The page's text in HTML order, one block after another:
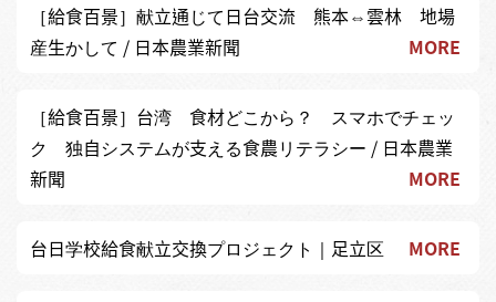
［給食百景］献立通じて日台交流 熊本⇔雲林 地場
産生かして / 日本農業新聞
MORE
［給食百景］台湾 食材どこから？ スマホでチェッ
ク 独自システムが支える食農リテラシー / 日本農業
新聞
MORE
台日学校給食献立交換プロジェクト｜足立区 MORE